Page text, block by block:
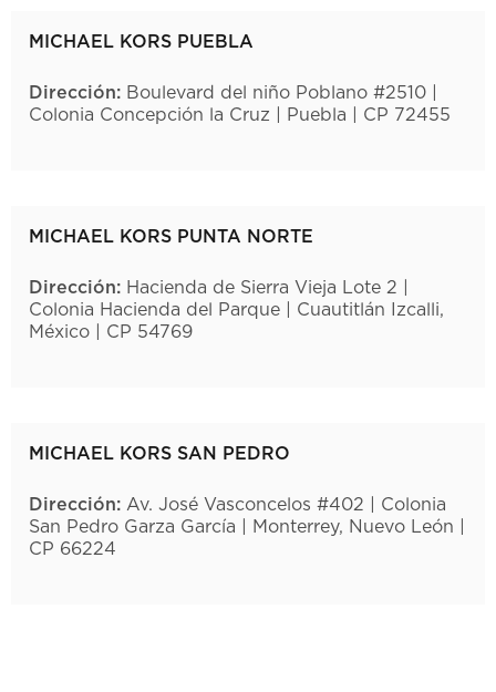
MICHAEL KORS PUEBLA
Dirección: Boulevard del niño Poblano #2510 |
Colonia Concepción la Cruz | Puebla | CP 72455
MICHAEL KORS PUNTA NORTE
Dirección: Hacienda de Sierra Vieja Lote 2 |
Colonia Hacienda del Parque | Cuautitlán Izcalli,
México | CP 54769
MICHAEL KORS SAN PEDRO
Dirección: Av. José Vasconcelos #402 | Colonia
San Pedro Garza García | Monterrey, Nuevo León |
CP 66224